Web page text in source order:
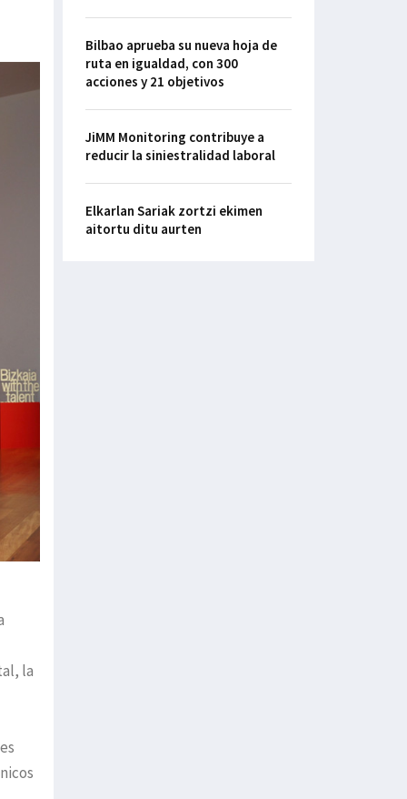
la
Bilbao aprueba su nueva hoja de
ruta en igualdad, con 300
acciones y 21 objetivos
JiMM Monitoring contribuye a
reducir la siniestralidad laboral
Elkarlan Sariak zortzi ekimen
aitortu ditu aurten